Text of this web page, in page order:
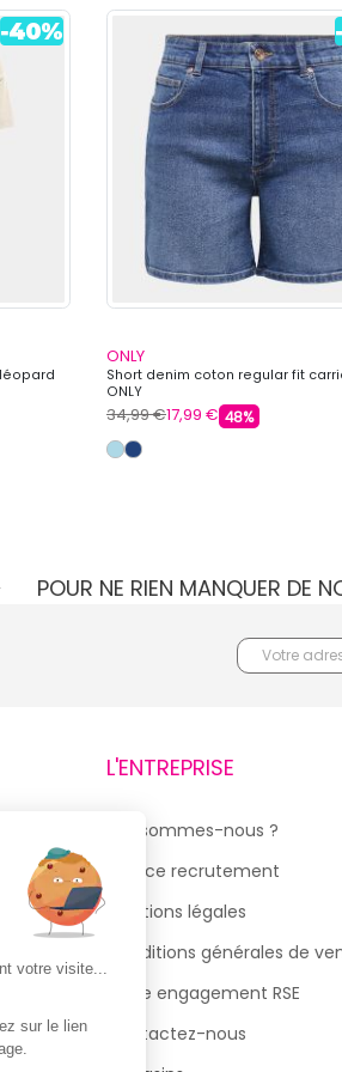
ONLY
Short denim coton regular fit
ONLY
34,99 €17,99 € 48%
POUR NE RIEN MANQUER DE
L'ENTREPRISE
Qui sommes-nous ?
Espace recrutement
Mentions légales
Conditions générales de
Notre engagement RSE
Contactez-nous
votre visite...
sur le lien